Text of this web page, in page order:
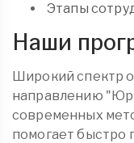
Этапы
Наши
Широкий спектр
направлению
современных
помогает быстро